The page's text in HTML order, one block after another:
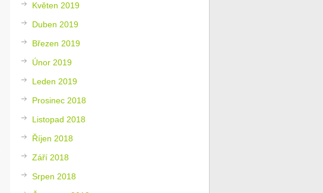
Květen 2019
Duben 2019
Březen 2019
Únor 2019
Leden 2019
Prosinec 2018
Listopad 2018
Říjen 2018
Září 2018
Srpen 2018